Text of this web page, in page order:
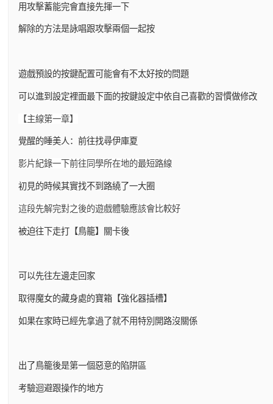
用攻擊蓄能完會直接先揮一下
解除的方法是詠唱跟攻擊兩個一起按
遊戲預設的按鍵配置可能會有不太好按的問題
可以進到設定裡面最下面的按鍵設定中依自己喜歡的習慣做修改
【主線第一章】
覺醒的睡美人：前往找尋伊庫夏
影片紀錄一下前往同學所在地的最短路線
初見的時候其實找不到路繞了一大圈
這段先解完對之後的遊戲體驗應該會比較好
被迫往下走打【鳥籠】關卡後
可以先往左邊走回家
取得魔女的藏身處的寶箱【強化器插槽】
如果在家時已經先拿過了就不用特別開路沒關係
出了鳥籠後是第一個惡意的陷阱區
考驗迴避跟操作的地方